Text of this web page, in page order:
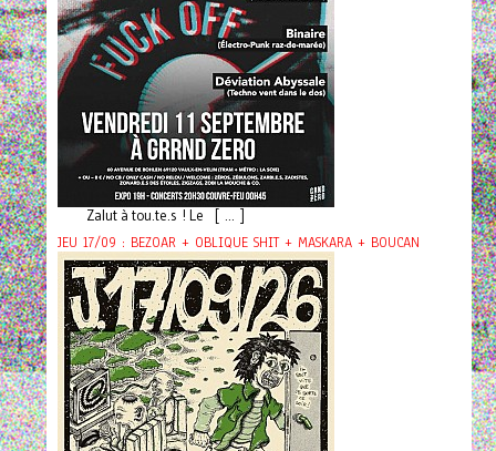
Zalut à tou.te.s ! Le [ ... ]
JEU 17/09 : BEZOAR + OBLIQUE SHIT + MASKARA + BOUCAN